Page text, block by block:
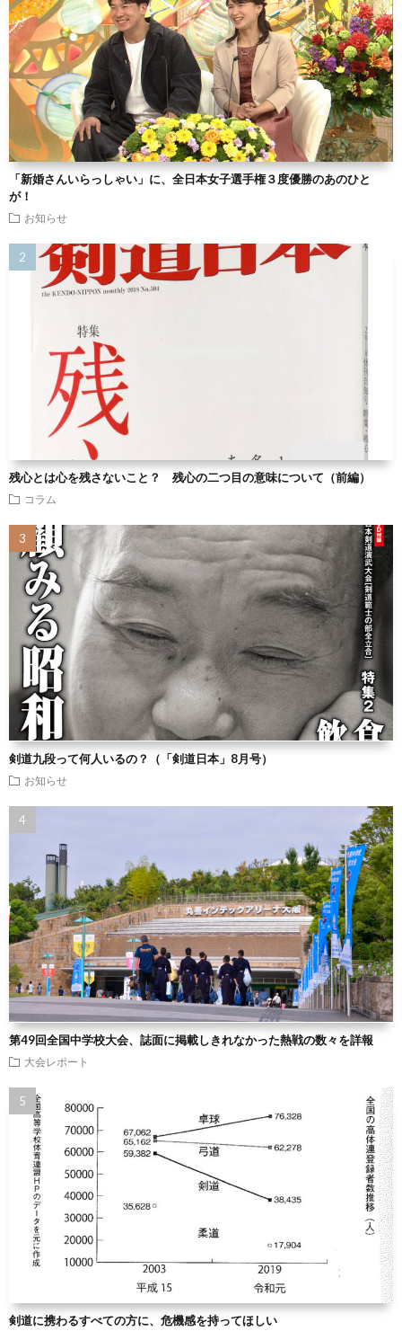
「新婚さんいらっしゃい」に、全日本女子選手権３度優勝のあのひと
が！
お知らせ
残心とは心を残さないこと？ 残心の二つ目の意味について（前編）
コラム
剣道九段って何人いるの？（「剣道日本」8月号）
お知らせ
第49回全国中学校大会、誌面に掲載しきれなかった熱戦の数々を詳報
大会レポート
剣道に携わるすべての方に、危機感を持ってほしい